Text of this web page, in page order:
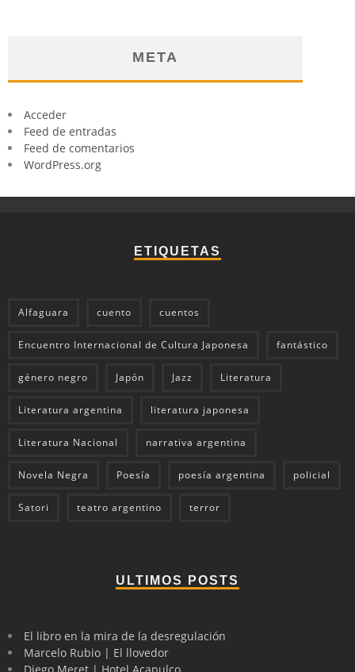
META
Acceder
Feed de entradas
Feed de comentarios
WordPress.org
ETIQUETAS
Alfaguara cuento cuentos
Encuentro Internacional de Cultura Japonesa fantástico
género negro Japón Jazz Literatura
Literatura argentina literatura japonesa
Literatura Nacional narrativa argentina
Novela Negra Poesía poesía argentina policial
Satori teatro argentino terror
ULTIMOS POSTS
El libro en la mira de la desregulación
Marcelo Rubio | El llovedor
Diego Meret | Hotel Acapulco